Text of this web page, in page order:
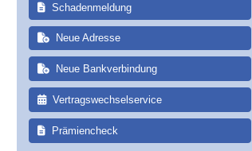
Schadenmeldung
Neue Adresse
Neue Bankverbindung
Vertragswechselservice
Prämiencheck